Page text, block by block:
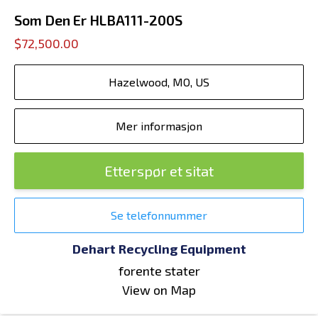
Som Den Er HLBA111-200S
$72,500.00
Hazelwood, MO, US
Mer informasjon
Etterspør et sitat
Se telefonnummer
Dehart Recycling Equipment
forente stater
View on Map